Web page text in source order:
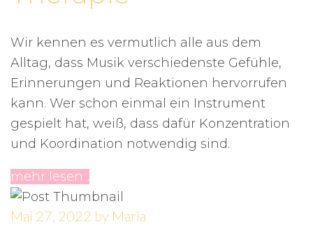
Wir kennen es vermutlich alle aus dem
Alltag, dass Musik verschiedenste Gefühle,
Erinnerungen und Reaktionen hervorrufen
kann. Wer schon einmal ein Instrument
gespielt hat, weiß, dass dafür Konzentration
und Koordination notwendig sind.
mehr lesen...
Mai 27, 2022 by Maria